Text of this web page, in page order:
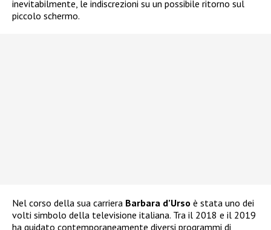
inevitabilmente, le indiscrezioni su un possibile ritorno sul
piccolo schermo.
Nel corso della sua carriera Barbara d’Urso è stata uno dei
volti simbolo della televisione italiana. Tra il 2018 e il 2019
ha guidato contemporaneamente diversi programmi di